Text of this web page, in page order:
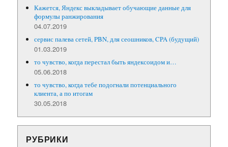
Кажется, Яндекс выкладывает обучающие данные для
формулы ранжирования
04.07.2019
сервис палева сетей, PBN, для сеошников, CPA (будущий)
01.03.2019
то чувство, когда перестал быть яндексоидом и…
05.06.2018
то чувство, когда тебе подогнали потенциального
клиента, а по итогам
30.05.2018
РУБРИКИ